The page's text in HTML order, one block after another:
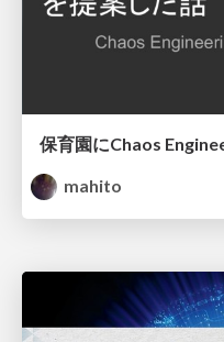
mahito